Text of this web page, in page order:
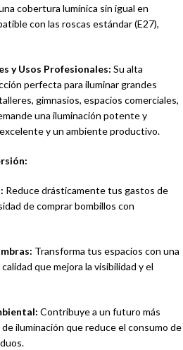
cobertura lumínica sin igual en
con las roscas estándar (E27),
y Usos Profesionales: Su alta
perfecta para iluminar grandes
gimnasios, espacios comerciales,
una iluminación potente y
y un ambiente productivo.
Reduce drásticamente tus gastos de
de comprar bombillos con
Transforma tus espacios con una
que mejora la visibilidad y el
Contribuye a un futuro más
iluminación que reduce el consumo de